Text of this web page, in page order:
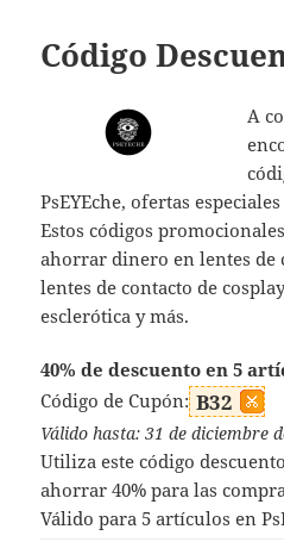
Código
A
PsEYEche, ofertas
Estos códigos
ahorrar dinero en lentes de
lentes de contacto de
esclerótica y más.
40% de descuento en 5
Código de Cupón: B32
Válido hasta: 31 de diciembre
Utiliza este código
ahorrar 40% para las
Válido para 5 artículos en